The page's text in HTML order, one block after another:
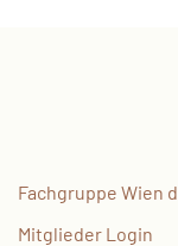
Fachgruppe Wien
Mitglieder Login